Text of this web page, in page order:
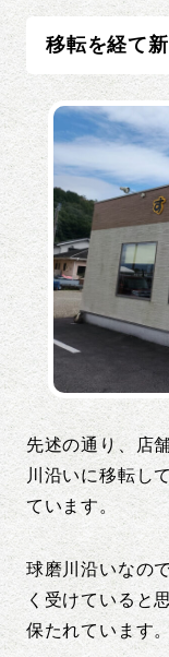
移転を経て
先述の通り、店
川沿いに移転し
ています。
球磨川沿いなの
く受けていると
保たれています。